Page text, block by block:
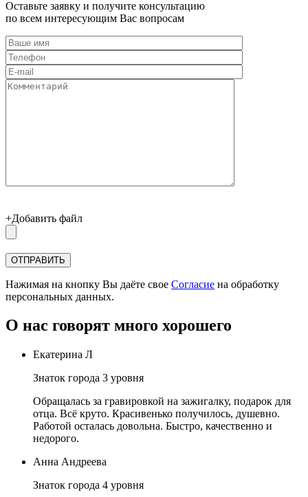
Оставьте заявку и получите консультацию
по всем интересующим Вас вопросам
+Добавить файл
Нажимая на кнопку Вы даёте свое Согласие на обработку
персональных данных.
О нас говорят много хорошего
Екатерина Л
Знаток города 3 уровня
Обращалась за гравировкой на зажигалку, подарок для
отца. Всё круто. Красивенько получилось, душевно.
Работой осталась довольна. Быстро, качественно и
недорого.
Анна Андреева
Знаток города 4 уровня